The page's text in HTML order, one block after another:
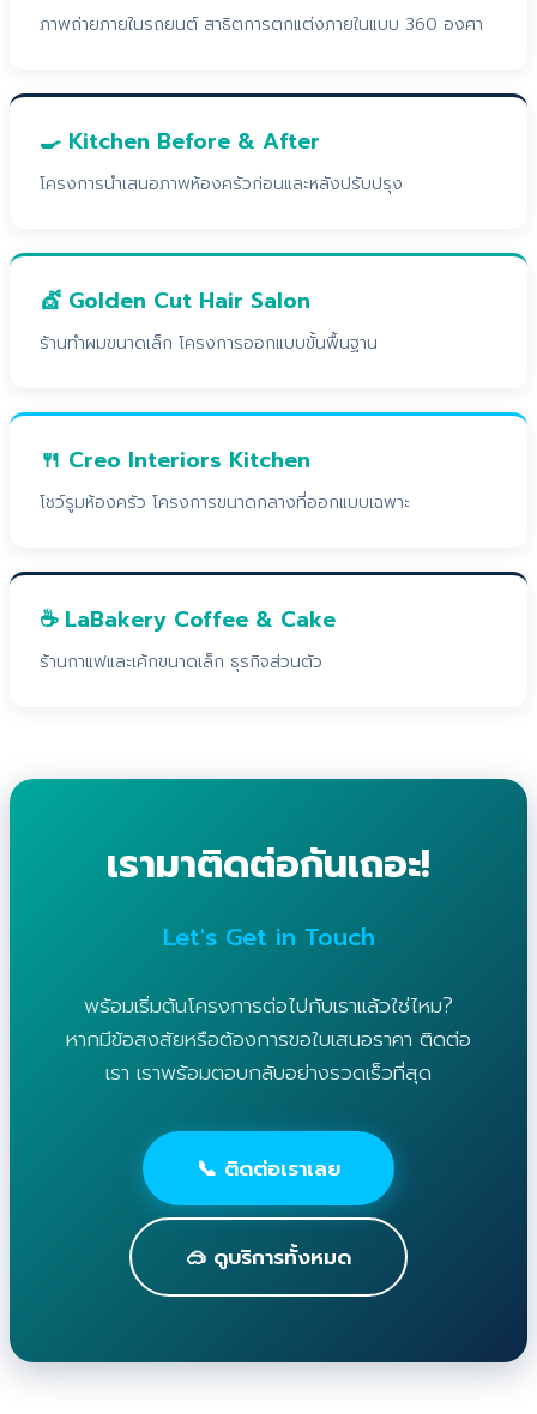
ภาพถ่ายภายในรถยนต์ สาธิตการตกแต่งภายในแบบ 360 องศา
🍳 Kitchen Before & After
โครงการนำเสนอภาพห้องครัวก่อนและหลังปรับปรุง
💇 Golden Cut Hair Salon
ร้านทำผมขนาดเล็ก โครงการออกแบบขั้นพื้นฐาน
🍴 Creo Interiors Kitchen
โชว์รูมห้องครัว โครงการขนาดกลางที่ออกแบบเฉพาะ
☕ LaBakery Coffee & Cake
ร้านกาแฟและเค้กขนาดเล็ก ธุรกิจส่วนตัว
เรามาติดต่อกันเถอะ!
Let's Get in Touch
พร้อมเริ่มต้นโครงการต่อไปกับเราแล้วใช่ไหม?
หากมีข้อสงสัยหรือต้องการขอใบเสนอราคา ติดต่อ
เรา เราพร้อมตอบกลับอย่างรวดเร็วที่สุด
📞 ติดต่อเราเลย
🥽 ดูบริการทั้งหมด